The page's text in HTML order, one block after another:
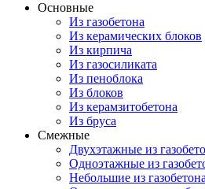
Основные
Из газобетона
Из керамических блоков
Из кирпича
Из газосиликата
Из пеноблока
Из блоков
Из керамзитобетона
Из бруса
Смежные
Двухэтажные из
Одноэтажные из
Небольшие из газобетона